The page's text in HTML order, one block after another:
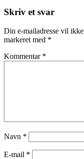
Skriv et svar
Din e-mailadresse vil
markeret med *
Kommentar *
Navn *
E-mail *